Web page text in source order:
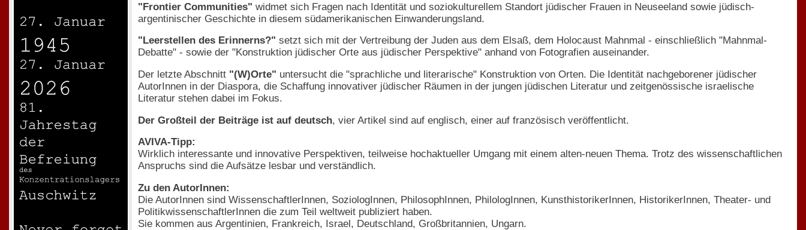
"Frontier Communities" widmet sich Fragen nach Identität und soziokulturellem Standort jüdischer Frauen in Neuseeland sowie jüdisch-
argentinischer Geschichte in diesem südamerikanischen Einwanderungsland.
"Leerstellen des Erinnerns?" setzt sich mit der Vertreibung der Juden aus dem Elsaß, dem Holocaust Mahnmal - einschließlich "Mahnmal-
Debatte" - sowie der "Konstruktion jüdischer Orte aus jüdischer Perspektive" anhand von Fotografien auseinander.
Der letzte Abschnitt "(W)Orte" untersucht die "sprachliche und literarische" Konstruktion von Orten. Die Identität nachgeborener jüdischer
AutorInnen in der Diaspora, die Schaffung innovativer jüdischer Räumen in der jungen jüdischen Literatur und zeitgenössische israelische
Literatur stehen dabei im Fokus.
Der Großteil der Beiträge ist auf deutsch, vier Artikel sind auf englisch, einer auf französisch veröffentlicht.
AVIVA-Tipp:
Wirklich interessante und innovative Perspektiven, teilweise hochaktueller Umgang mit einem alten-neuen Thema. Trotz des wissenschaftlichen
Anspruchs sind die Aufsätze lesbar und verständlich.
Zu den AutorInnen:
Die AutorInnen sind WissenschaftlerInnen, SoziologInnen, PhilosophInnen, PhilologInnen, KunsthistorikerInnen, HistorikerInnen, Theater- und
PolitikwissenschaftlerInnen die zum Teil weltweit publiziert haben.
Sie kommen aus Argentinien, Frankreich, Israel, Deutschland, Großbritannien, Ungarn.